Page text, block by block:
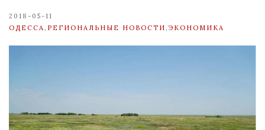
2018-05-11
ОДЕССА
РЕГИОНАЛЬНЫЕ НОВОСТИ ЭКОНОМИКА